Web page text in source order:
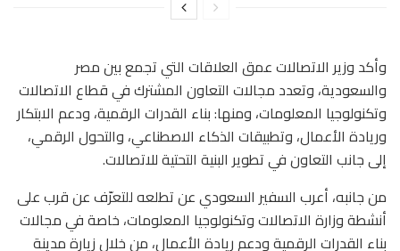
وأكد وزير الاتصالات عمق العلاقات التي تجمع بين مصر
والسعودية، وتعدد مجالات التعاون المشترك في قطاع الاتصالات
وتكنولوجيا المعلومات، ومنها: بناء القدرات الرقمية، ودعم الابتكار
وريادة الأعمال، وتطبيقات الذكاء الاصطناعي، والتحول الرقمي،
إلى جانب التعاون في تطوير البنية التحتية للاتصالات.
من جانبه، أعرب السفير السعودي عن تطلعه للتعرّف عن قرب على
أنشطة وزارة الاتصالات وتكنولوجيا المعلومات، خاصة في مجالات
بناء القدرات الرقمية ودعم ريادة الأعمال، من خلال زيارة مدينة